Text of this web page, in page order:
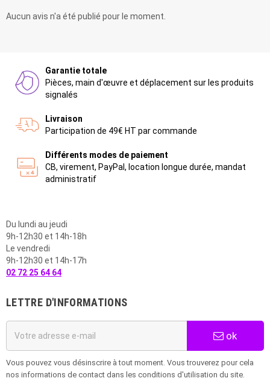
Aucun avis n'a été publié pour le moment.
Garantie totale
Pièces, main d'œuvre et déplacement sur les produits
signalés
Livraison
Participation de 49€ HT par commande
Différents modes de paiement
CB, virement, PayPal, location longue durée, mandat
administratif
Du lundi au jeudi
9h-12h30 et 14h-18h
Le vendredi
9h-12h30 et 14h-17h
02 72 25 64 64
LETTRE D'INFORMATIONS
ok
Vous pouvez vous désinscrire à tout moment. Vous trouverez pour cela
nos informations de contact dans les conditions d'utilisation du site.